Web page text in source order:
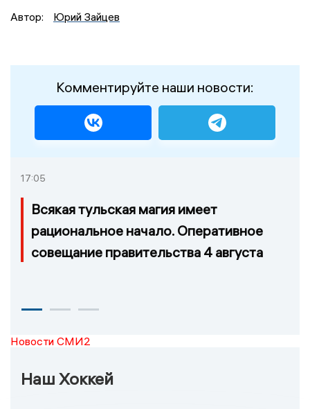
Автор:
Юрий Зайцев
Комментируйте наши новости:
17:05
Всякая тульская магия имеет
рациональное начало. Оперативное
совещание правительства 4 августа
Новости СМИ2
Наш Хоккей